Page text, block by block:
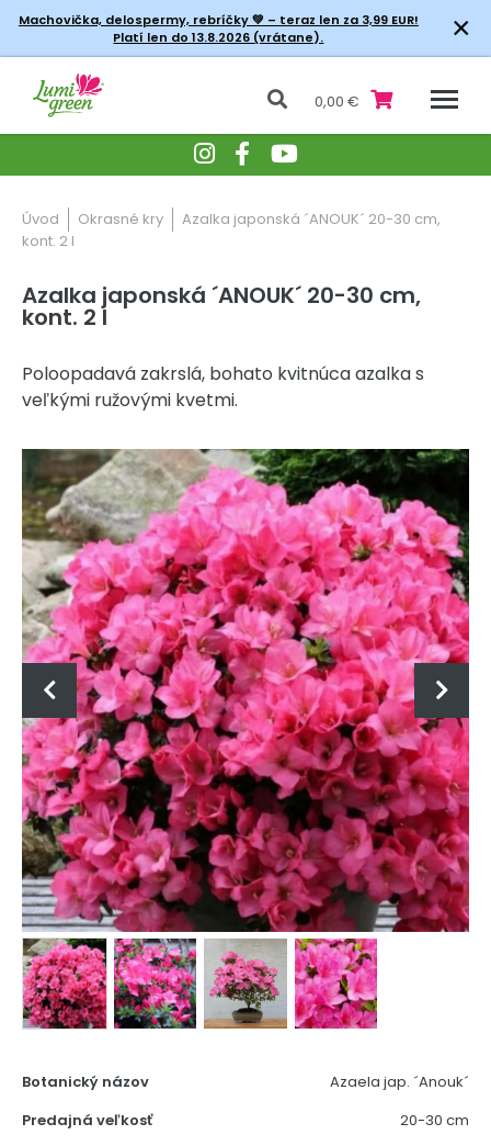
Machovička, delospermy, rebríčky💚 – teraz len za 3,99 EUR!
Platí len do 13.8.2026 (vrátane).
×
0,00 €
Úvod Okrasné kry
Azalka japonská ´ANOUK´ 20-30 cm,
kont. 2 l
Azalka japonská ´ANOUK´ 20-30 cm,
kont. 2 l
Poloopadavá zakrslá, bohato kvitnúca azalka s
veľkými ružovými kvetmi.
Botanický názov
Azaela jap. ´Anouk´
Predajná veľkosť
20-30 cm